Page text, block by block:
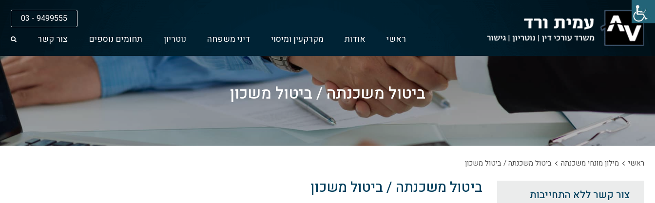
03 - 9499555
ראשי אודות מקרקעין ומיסוי דיני משפחה נוטריון תחומים נוספים צור קשר
ביטול משכנתה / ביטול משכון
ראשי מילון מונחי משכנתה ביטול משכנתה / ביטול משכון
צור קשר ללא התחייבות ביטול משכנתה / ביטול משכון